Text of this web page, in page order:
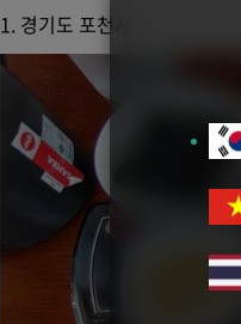
1. 경기도 포천시